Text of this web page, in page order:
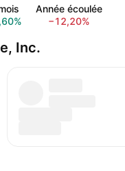
Année écoulée
−12,20%
Inc.